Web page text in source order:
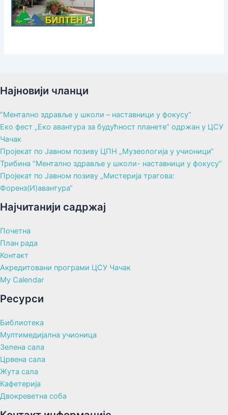
Најновији чланци
“Ментално здравље у школи – наставници у фокусу“
Еко фест „Еко авантура за будућност планете“ одржан у ЦСУ
Чачак
Пројекат по Јавном позиву ЦПН „Музеологија у учионици“
Трибина “Ментално здравље у школи- наставници у фокусу“
Пројекат по Јавном позиву „Мистерија трагова:
Форенз(И)авантура“
Најчитанији садржај
Почетна
План рада
Контакт
Акредитовани програми ЦСУ Чачак
My Calendar
Ресурси
Библиотека
Мултимедијална учионица
Зелена сала
Црвена сала
Жута сала
Кафетерија
Двокреветна соба